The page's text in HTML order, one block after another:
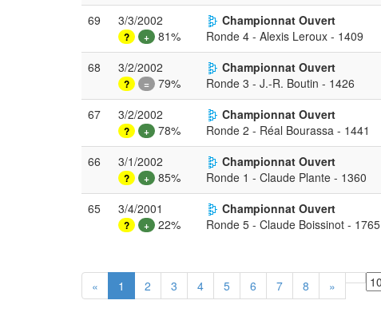
69 3/3/2002
? + 81%
Championnat Ouvert
Ronde 4 - Alexis Leroux - 1409
68 3/2/2002
? = 79%
Championnat Ouvert
Ronde 3 - J.-R. Boutin - 1426
67 3/2/2002
? + 78%
Championnat Ouvert
Ronde 2 - Réal Bourassa - 1441
66 3/1/2002
? + 85%
Championnat Ouvert
Ronde 1 - Claude Plante - 1360
65 3/4/2001
? + 22%
Championnat Ouvert
Ronde 5 - Claude Boissinot - 1765
« 1 2 3 4 5 6 7 8 »